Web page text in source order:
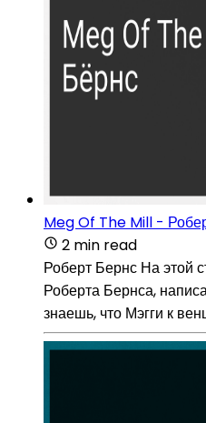
Meg Of The Mill -
2 min read
Роберт Бернс На этой
Роберта Бернса,
знаешь, что Мэгги к